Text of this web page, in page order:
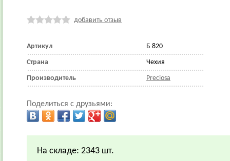
добавить отзыв
Артикул Б 820
Страна Чехия
Производитель Preciosa
Поделиться с друзьями:
На складе: 2343 шт.